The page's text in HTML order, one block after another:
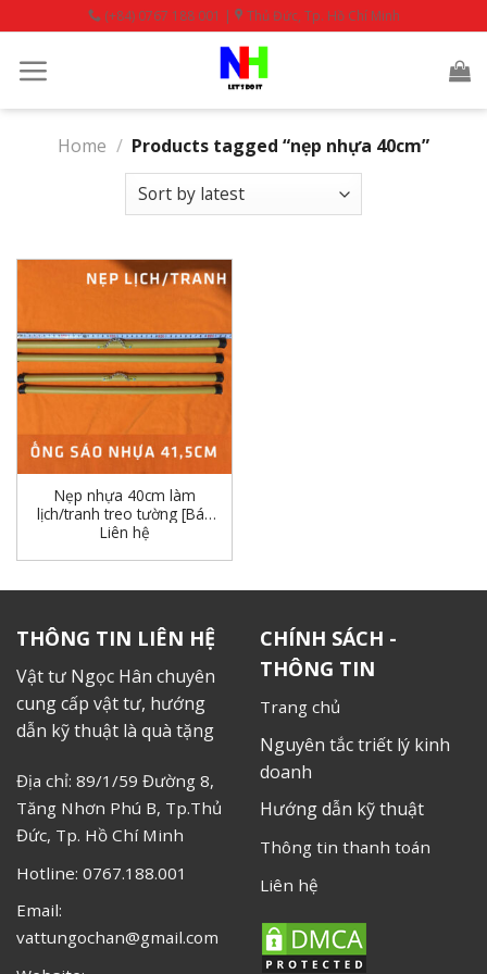
to
content
(+84) 0767 188 001 | Thủ Đức, Tp. Hồ Chí Minh
Home / Products tagged “nẹp nhựa 40cm”
Nẹp nhựa 40cm làm
lịch/tranh treo tường [Bán
10 bộ]
Liên hệ
THÔNG TIN LIÊN HỆ
Vật tư Ngọc Hân chuyên
cung cấp vật tư, hướng
dẫn kỹ thuật là quà tặng
Địa chỉ: 89/1/59 Đường 8,
Tăng Nhơn Phú B, Tp.Thủ
Đức, Tp. Hồ Chí Minh
Hotline: 0767.188.001
Email:
vattungochan@gmail.com
CHÍNH SÁCH -
THÔNG TIN
Trang chủ
Nguyên tắc triết lý kinh
doanh
Hướng dẫn kỹ thuật
Thông tin thanh toán
Liên hệ